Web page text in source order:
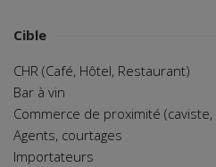
Cible
CHR (Café, Hôtel, Restaurant)
Bar à vin
Commerce de proximité
Agents, courtages
Importateurs